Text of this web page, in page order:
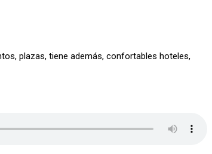
plazas, tiene además, confortables hoteles,